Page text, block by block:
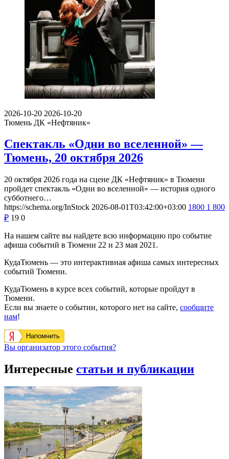
2026-10-20 2026-10-20
Тюмень ДК «Нефтяник»
Спектакль «Одни во вселенной» —
Тюмень, 20 октября 2026
20 октября 2026 года на сцене ДК «Нефтяник» в Тюмени
пройдет спектакль «Одни во вселенной» — история одного
субботнего…
https://schema.org/InStock 2026-08-01T03:42:00+03:00 1800 1 800
₽ 19 0
На нашем сайте вы найдете всю информацию про событие
афиша событий в Тюмени 22 и 23 мая 2021.
КудаТюмень — это интерактивная афиша самых интересных
событий Тюмени.
КудаТюмень в курсе всех событий, которые пройдут в
Тюмени.
Если вы знаете о событии, которого нет на сайте, сообщите
нам!
Напомнить
Вы организатор этого события?
Интересные статьи и публикации